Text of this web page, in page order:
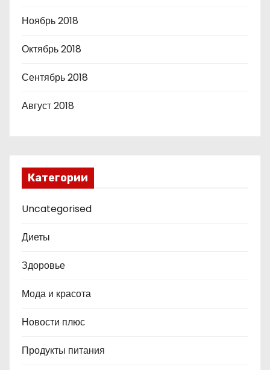
Ноябрь 2018
Октябрь 2018
Сентябрь 2018
Август 2018
Категории
Uncategorised
Диеты
Здоровье
Мода и красота
Новости плюс
Продукты питания